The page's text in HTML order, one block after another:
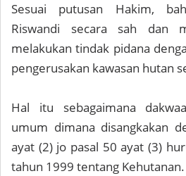
Sesuai putusan Hakim,
Riswandi secara sah dan
melakukan tindak pidana
pengerusakan kawasan hutan
Hal itu sebagaimana
umum dimana disangkakan
ayat (2) jo pasal 50 ayat (3)
tahun 1999 tentang Kehutanan.